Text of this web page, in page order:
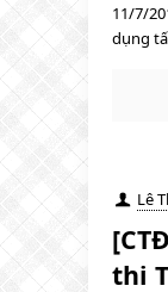
11/7/
dụng
Lê
thi